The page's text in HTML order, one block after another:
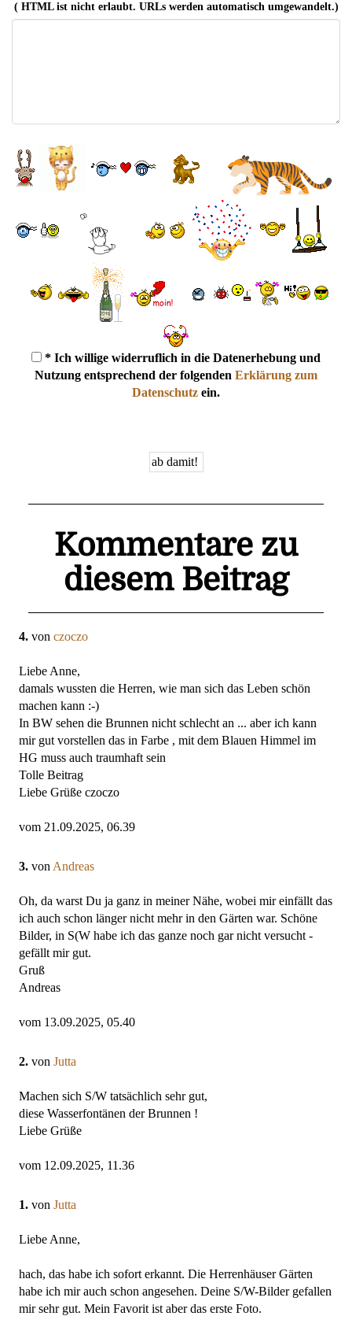
( HTML ist nichterlaubt. URLs werden automatisch umgewandelt.)
* Ich willige widerruflich in die Datenerhebung und
Nutzung entsprechend der folgenden Erklärung zum
Datenschutz ein.
Kommentare zu
diesem Beitrag
4. von czoczo
Liebe Anne,
damals wussten die Herren, wie man sich das Leben schön
machen kann :-)
In BW sehen die Brunnen nicht schlecht an ... aber ich kann
mir gut vorstellen das in Farbe , mit dem Blauen Himmel im
HG muss auch traumhaft sein
Tolle Beitrag
Liebe Grüße czoczo
vom 21.09.2025, 06.39
3. von Andreas
Oh, da warst Du ja ganz in meiner Nähe, wobei mir einfällt das
ich auch schon länger nicht mehr in den Gärten war. Schöne
Bilder, in S(W habe ich das ganze noch gar nicht versucht -
gefällt mir gut.
Gruß
Andreas
vom 13.09.2025, 05.40
2. von Jutta
Machen sich S/W tatsächlich sehr gut,
diese Wasserfontänen der Brunnen !
Liebe Grüße
vom 12.09.2025, 11.36
1. von Jutta
Liebe Anne,
hach, das habe ich sofort erkannt. Die Herrenhäuser Gärten
habe ich mir auch schon angesehen. Deine S/W-Bilder gefallen
mir sehr gut. Mein Favorit ist aber das erste Foto.